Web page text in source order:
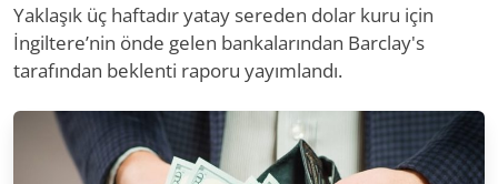
Yaklaşık üç haftadır yatay sereden dolar kuru için
İngiltere’nin önde gelen bankalarından Barclay's
tarafından beklenti raporu yayımlandı.